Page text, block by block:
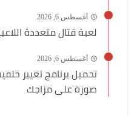
أغسطس 6, 2026
لعبة قتال متعددة
أغسطس 6, 2026
تحميل برنامج تغيير
صورة على مزاجك